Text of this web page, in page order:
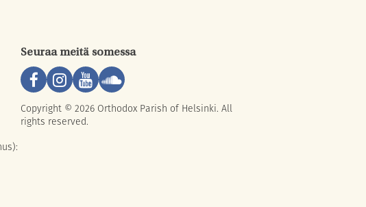
Seuraa meitä somessa
Copyright © 2026 Orthodox Parish of Helsinki. All
rights reserved.